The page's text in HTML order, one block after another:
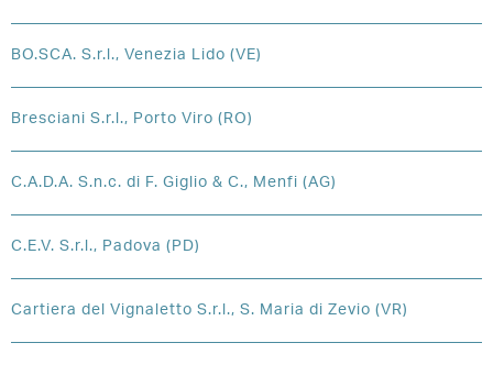
BO.SCA. S.r.l., Venezia Lido (VE)
Bresciani S.r.l., Porto Viro (RO)
C.A.D.A. S.n.c. di F. Giglio & C., Menfi (AG)
C.E.V. S.r.l., Padova (PD)
Cartiera del Vignaletto S.r.l., S. Maria di Zevio (VR)